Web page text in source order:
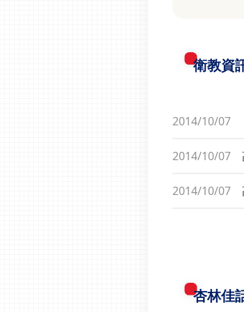
衛教資
2014/10/07
2014/10/07
2014/10/07
杏林佳